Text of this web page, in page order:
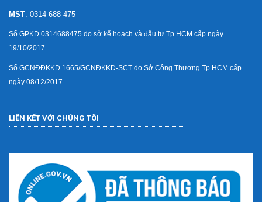
MST: 0314 688 475
Số GPKD 0314688475 do sở kế hoạch và đầu tư Tp.HCM cấp ngày
19/10/2017
Số GCNĐĐKKD 1665/GCNĐKKD-SCT do Sở Công Thương Tp.HCM cấp
ngày 08/12/2017
LIÊN KẾT VỚI CHÚNG TÔI